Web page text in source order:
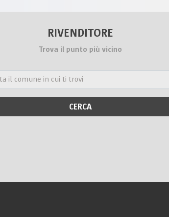
RIVENDITORE
Trova il punto più vicino